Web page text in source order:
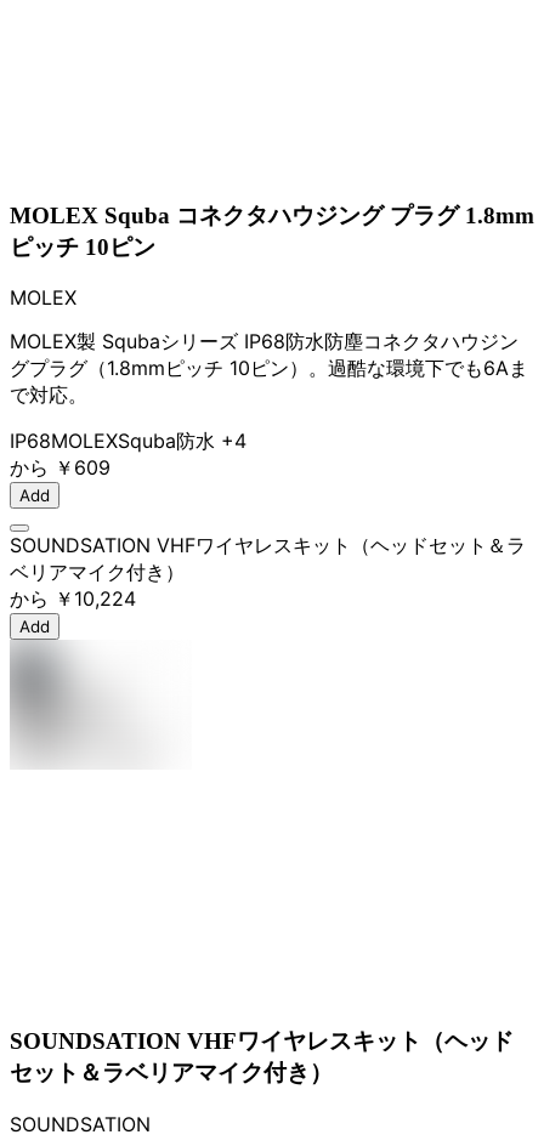
MOLEX Squba コネクタハウジング プラグ 1.8mm
ピッチ 10ピン
MOLEX
MOLEX製 Squbaシリーズ IP68防水防塵コネクタハウジン
グプラグ（1.8mmピッチ 10ピン）。過酷な環境下でも6Aま
で対応。
IP68MOLEXSquba防水 +4
から ￥609
Add
SOUNDSATION VHFワイヤレスキット（ヘッドセット＆ラ
ベリアマイク付き）
から ￥10,224
Add
SOUNDSATION VHFワイヤレスキット（ヘッド
セット＆ラベリアマイク付き）
SOUNDSATION